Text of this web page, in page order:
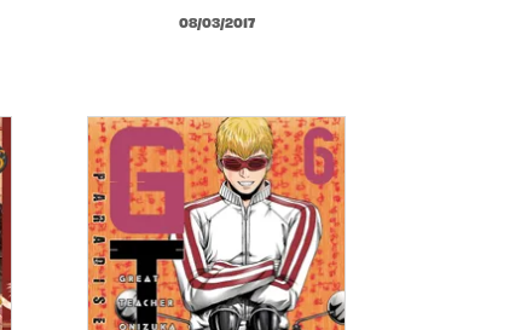
08/03/2017